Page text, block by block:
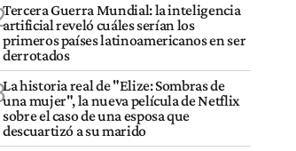
Tercera Guerra Mundial: la inteligencia
artificial reveló cuáles serían los
primeros países latinoamericanos en ser
derrotados
La historia real de "Elize: Sombras de
una mujer", la nueva película de Netflix
sobre el caso de una esposa que
descuartizó a su marido